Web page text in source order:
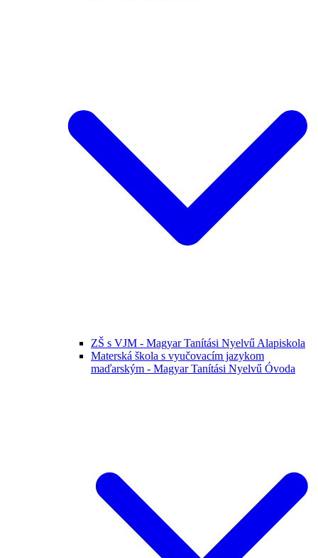
ZŠ s VJM - Magyar Tanítási Nyelvű Alapiskola
Materská škola s vyučovacím jazykom
maďarským - Magyar Tanítási Nyelvű Óvoda